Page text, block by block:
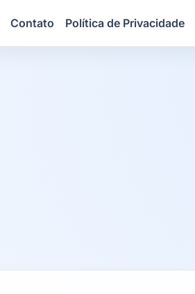
Contato Política de Privacidade